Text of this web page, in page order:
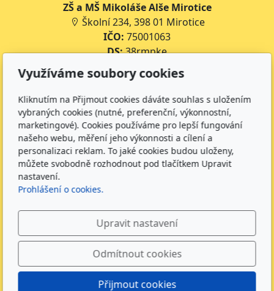
ZŠ a MŠ Mikoláše Alše Mirotice
Školní 234, 398 01 Mirotice
IČO: 75001063
DS:38rmpke
Číslo účtu školy:
35-643227399/0800
Číslo účtu jídelny:643227399/0800
Kontakt
+420 734 316 620 - Ředitel školy
+420 733 539 322 - Zástupce ředitele pro předškolní
vzdělávání
+420 733 539 324 - Školní jídelna
Sledujte nás
Využíváme soubory cookies
Kliknutím na Přijmout cookies dáváte souhlas s uložením
vybraných cookies (nutné, preferenční, výkonnostní,
marketingové). Cookies používáme pro lepší fungování
našeho webu, měření jeho výkonnosti a cílení a
personalizaci reklam. To jaké cookies budou uloženy,
můžete svobodně rozhodnout pod tlačítkem Upravit
nastavení.
Prohlášení o cookies.
Upravit nastavení
Odmítnout cookies
Přijmout cookies